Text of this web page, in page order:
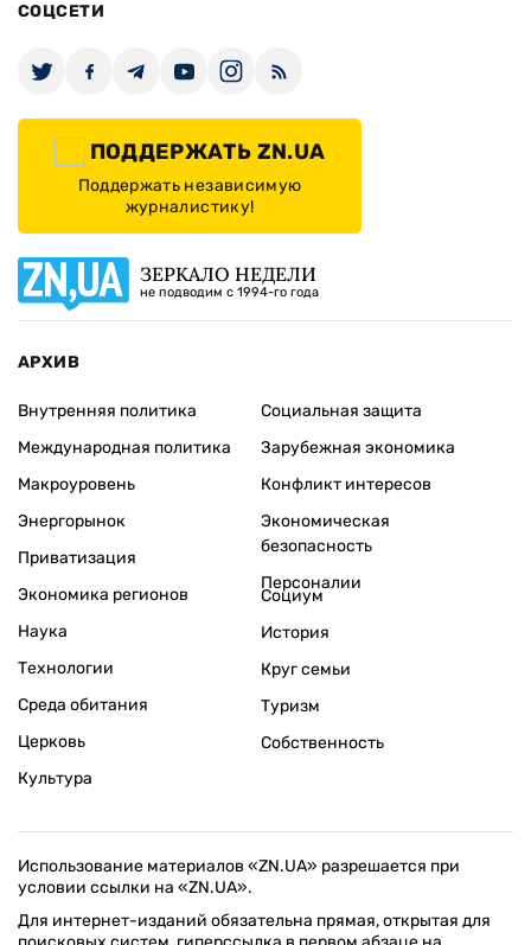
СОЦСЕТИ
ПОДДЕРЖАТЬ ZN.UA
Поддержать независимую
журналистику!
ЗЕРКАЛО НЕДЕЛИ
не подводим с 1994-го года
АРХИВ
Внутренняя политика
Международная политика
Макроуровень
Энергорынок
Приватизация
Экономика регионов
Социальная защита
Зарубежная экономика
Конфликт интересов
Экономическая
безопасность
Персоналии
Наука
Технологии
Среда обитания
Церковь
Культура
Социум
История
Круг семьи
Туризм
Собственность
Использование материалов «ZN.UA» разрешается при
условии ссылки на «ZN.UA».
Для интернет-изданий обязательна прямая, открытая для